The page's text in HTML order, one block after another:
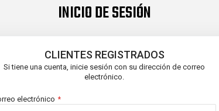
INICIO DE SESIÓN
CLIENTES REGISTRADOS
Si tiene una cuenta, inicie sesión con su dirección de correo
electrónico.
electrónico